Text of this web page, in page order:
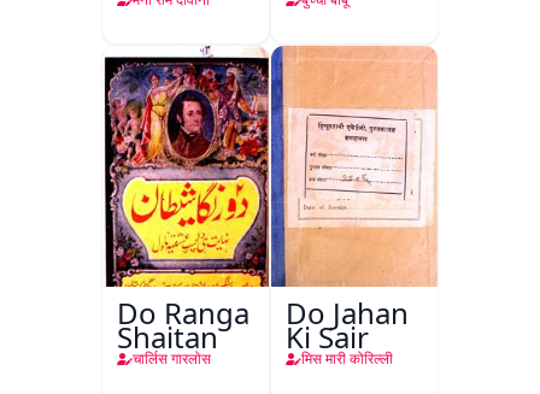
Do Ranga
Shaitan
चार्लिस गारलोस
Do Jahan
Ki Sair
मिस मारी कोरिल्ली